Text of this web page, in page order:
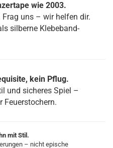
wie 2003.
uns – wir helfen dir.
silberne Klebeband-
kein Pflug.
und sicheres Spiel –
Feuerstochern.
mit Stil.
– nicht epische